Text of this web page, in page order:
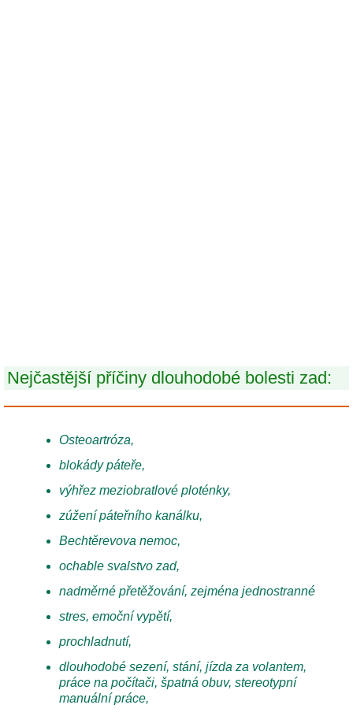
Nejčastější příčiny dlouhodobé bolesti zad:
Osteoartróza,
blokády páteře,
výhřez meziobratlové ploténky,
zúžení páteřního kanálku,
Bechtěrevova nemoc,
ochable svalstvo zad,
nadměrné přetěžování, zejména jednostranné
stres, emoční vypětí,
prochladnutí,
dlouhodobé sezení, stání, jízda za volantem,
práce na počítači, špatná obuv, stereotypní
manuální práce,